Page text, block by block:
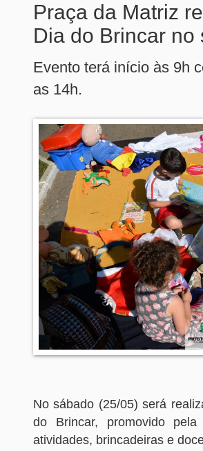
Praça da Matriz
Dia do Brincar no
Evento terá início às 9h
as 14h.
No sábado (25/05) será
do Brincar, promovido
atividades, brincadeiras e